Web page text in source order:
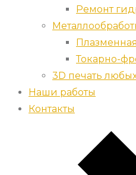
Ремонт
Токарно-
3D печать
Наши работы
Контакты